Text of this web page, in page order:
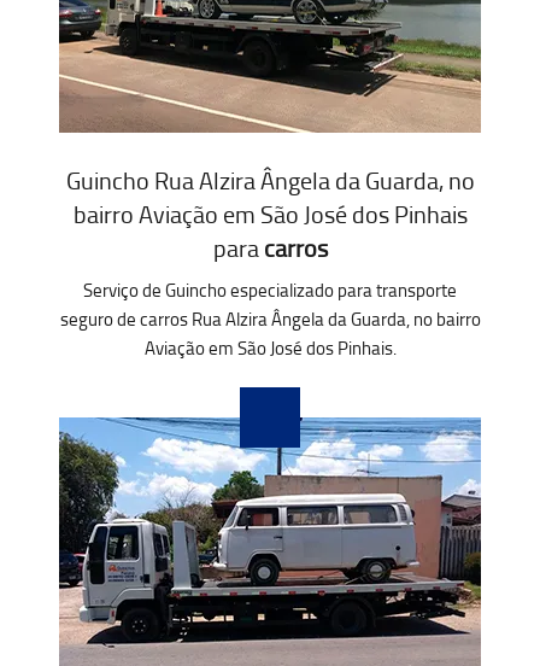
Guincho Rua Alzira Ângela da Guarda, no
bairro Aviação em São José dos Pinhais
paracarros
Serviço de Guincho especializado para transporte
seguro de carros Rua Alzira Ângela da Guarda, no bairro
Aviação em São José dos Pinhais.